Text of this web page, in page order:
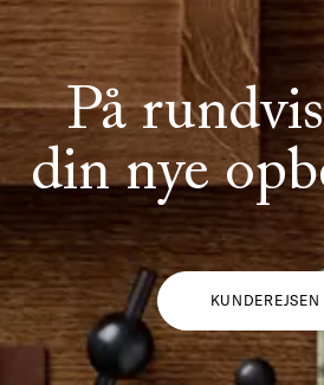
På
din nye
KUNDEREJSEN